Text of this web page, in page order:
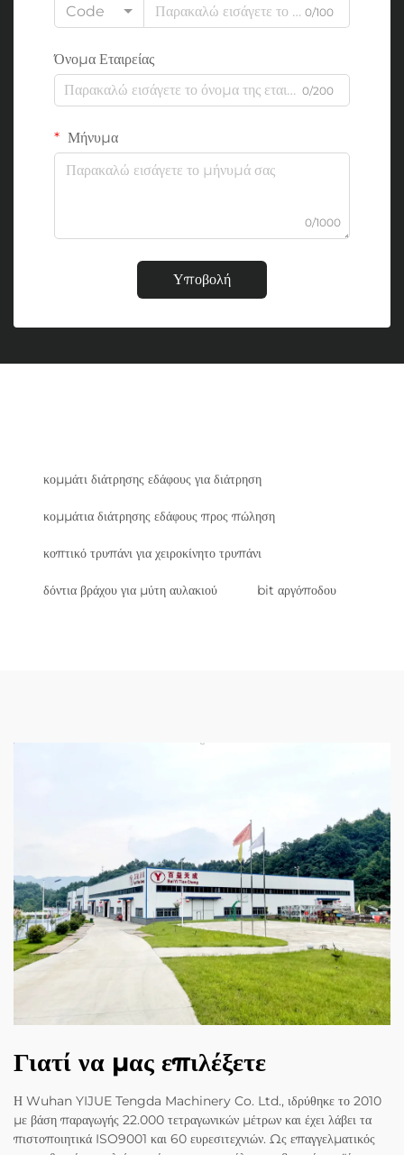
Code
0/100
Όνομα Εταιρείας
0/200
Μήνυμα
0/1000
Υποβολή
κομμάτι διάτρησης εδάφους για διάτρηση
κομμάτια διάτρησης εδάφους προς πώληση
κοπτικό τρυπάνι για χειροκίνητο τρυπάνι
δόντια βράχου για μύτη αυλακιού bit αργόποδου
Γιατί να μας επιλέξετε
Η Wuhan YIJUE Tengda Machinery Co. Ltd., ιδρύθηκε το 2010
με βάση παραγωγής 22.000 τετραγωνικών μέτρων και έχει λάβει τα
πιστοποιητικά ISO9001 και 60 ευρεσιτεχνιών. Ως επαγγελματικός